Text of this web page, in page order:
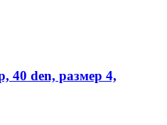
40 den, размер 4,